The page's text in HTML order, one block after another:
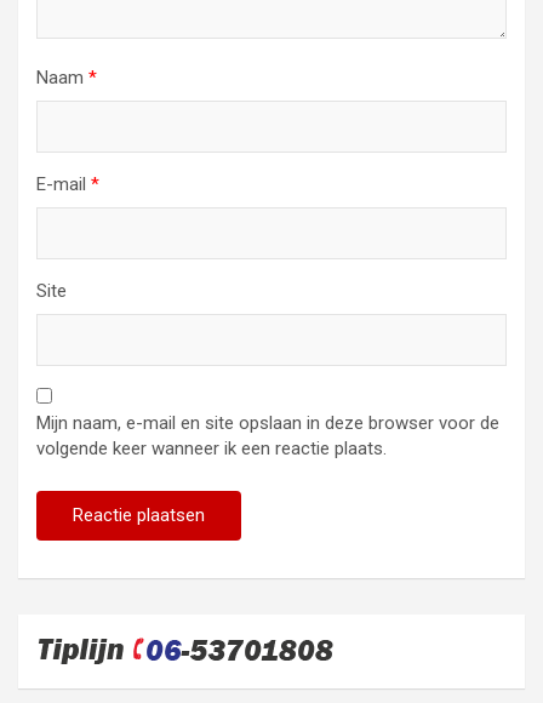
Naam *
E-mail *
Site
Mijn naam, e-mail en site opslaan in deze browser voor de
volgende keer wanneer ik een reactie plaats.